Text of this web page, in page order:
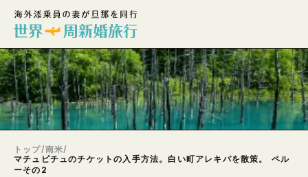
トップ/南米/
マチュピチュのチケットの入手方法。白い町アレキパを散策。 ペル
ーその2